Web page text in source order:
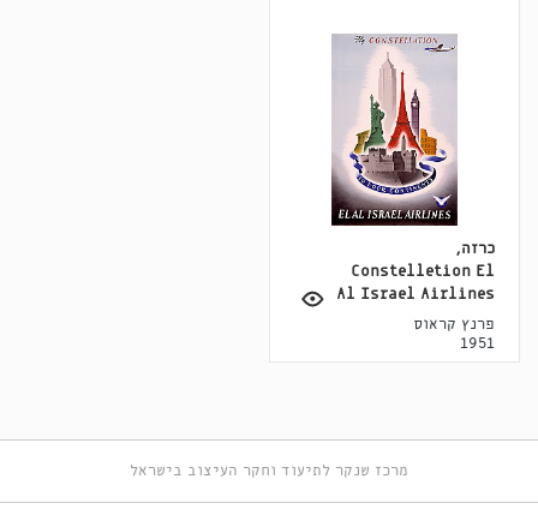
כרזה,
Constelletion El
Al Israel Airlines
פרנץ קראוס
1951
מרכז שנקר לתיעוד וחקר העיצוב בישראל